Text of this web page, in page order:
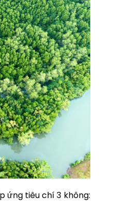
ứng tiêu chí 3 không: